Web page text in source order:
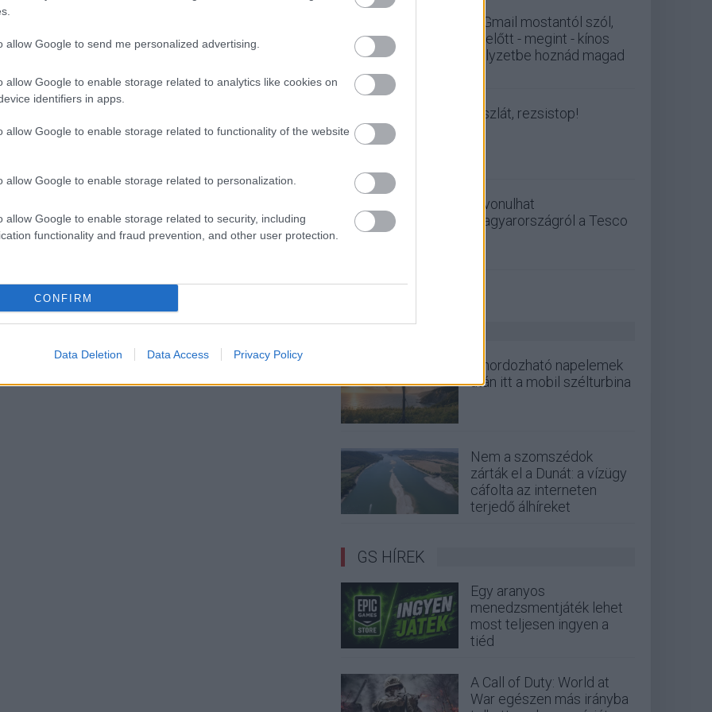
allow Google to send me personalized advertising.
allow Google to enable storage related to analytics like cookies on
identifiers in apps.
allow Google to enable storage related to functionality of the website
allow Google to enable storage related to personalization.
allow Google to enable storage related to security, including
functionality and fraud prevention, and other user protection.
CONFIRM
Data Deletion Data Access Privacy Policy
A Gmail mostantól szól,
mielőtt - megint - kínos
helyzetbe hoznád magad
Viszlát, rezsistop!
Kivonulhat
Magyarországról a Tesco
A hordozható napelemek
után itt a mobil szélturbina
Nem a szomszédok
zárták el a Dunát: a vízügy
cáfolta az interneten
terjedő álhíreket
GS HÍREK
Egy aranyos
menedzsmentjáték lehet
most teljesen ingyen a
tiéd
A Call of Duty: World at
War egészen más irányba